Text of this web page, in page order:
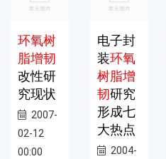
环氧树
脂增韧
改性研
究现状
2007-
02-12
00:00
电子封
装环氧
树脂增
韧研究
形成七
大热点
2004-